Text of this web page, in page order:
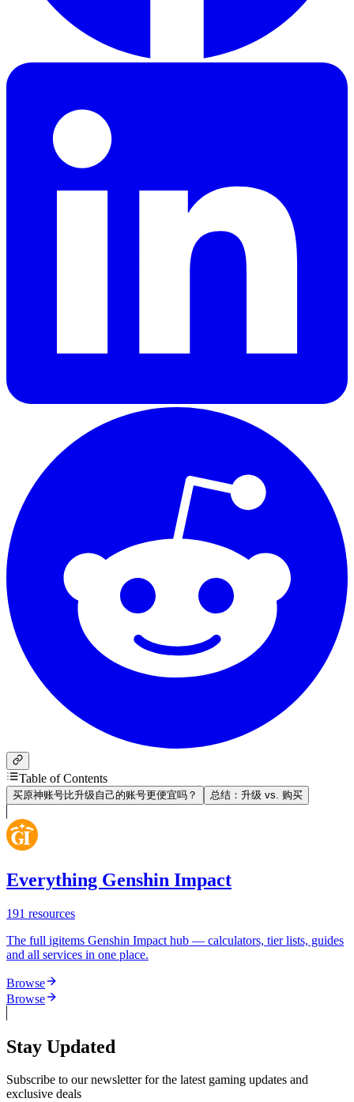
Table of Contents
买原神账号比升级自己的账号更便宜吗？ 总结：升级 vs. 购买
Everything Genshin Impact
191 resources
The full igitems Genshin Impact hub — calculators, tier lists, guides
and all services in one place.
Browse
Browse
Stay Updated
Subscribe to our newsletter for the latest gaming updates and
exclusive deals